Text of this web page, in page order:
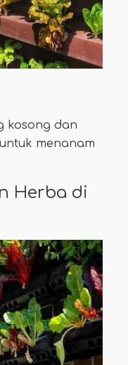
kosong dan
menanam
Herba di